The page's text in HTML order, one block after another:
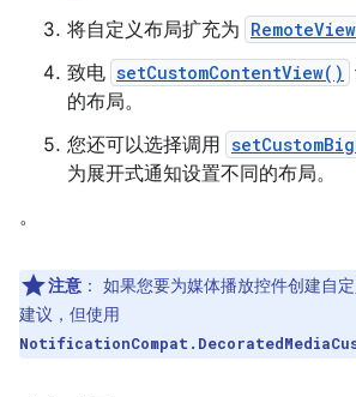
将自定义布局扩充为
致电 setCustomContentView()
的布局。
您还可以选择调用
为展开式通知设置不同的布局。
。
注意 ： 如果您要为媒体播放控件创建自
建议，但使用